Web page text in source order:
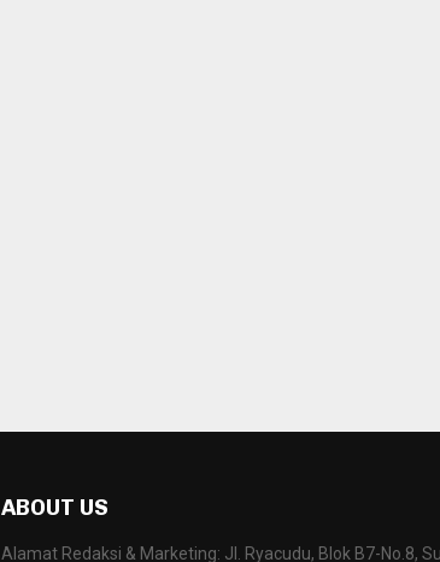
ABOUT US
Alamat Redaksi & Marketing: Jl. Ryacudu, Blok B7-No.8,